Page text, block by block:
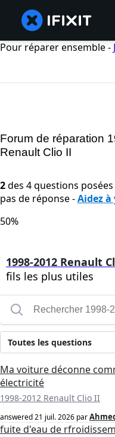
Pour réparer ensemble -
Forum de réparation
Renault Clio II
2des 4 questions
pas de réponse -Aidez à
50%
1998-2012 Renault
fils les plus utiles
Toutes les questions
Ma voiture déconne
électricité
1998-2012 Renault Clio II
answered21 juil. 2026 par
fuite d'eau de